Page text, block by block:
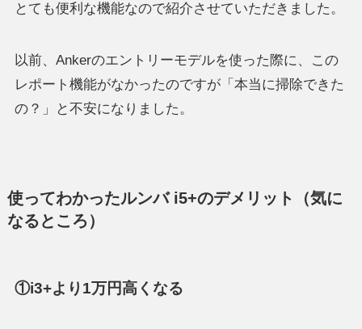
とても便利な機能なので紹介させていただきました。
以前、Ankerのエントリーモデルを使った際に、この
レポート機能がなかったのですが「本当に掃除できた
の？」と不安になりました。
使ってわかったルンバ i5+のデメリット（気に
なるところ）
①i3+より1万円高くなる